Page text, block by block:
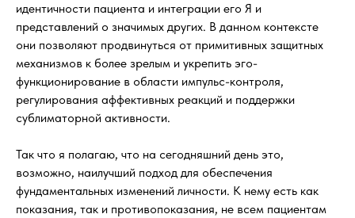
идентичности пациента и интеграции его Я и
представлений о значимых других. В данном контексте
они позволяют продвинуться от примитивных защитных
механизмов к более зрелым и укрепить эго-
функционирование в области импульс-контроля,
регулирования аффективных реакций и поддержки
сублиматорной активности.
Так что я полагаю, что на сегодняшний день это,
возможно, наилучший подход для обеспечения
фундаментальных изменений личности. К нему есть как
показания, так и противопоказания, не всем пациентам